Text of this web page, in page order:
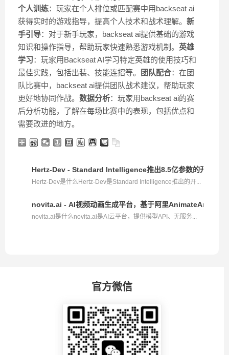
个人训练：玩家在个人排位或匹配赛中用backseat ai
获得实时的游戏指导，提高个人技术和战术理解。 新
手引导：对于新手玩家，backseat ai提供基础的游戏
知识和操作指导，帮助玩家快速熟悉游戏机制。 英雄
学习：玩家用Backseat AI学习特定英雄的使用技巧和
最佳实践，包括出装、技能连招等。
团队配合：在团
队比赛中，backseat ai提供团队战术建议，帮助玩家
更好地协同作战。 数据分析：玩家用backseat ai的赛
后分析功能，了解在每场比赛中的表现，包括优点和
需要改进的地方。
Hertz-Dev - Standard Intelligence推出8.5亿参数的开源音
Hertz-Dev是什么Hertz-Dev是Standard Intelligence推出的开...
novita.ai - AI视频动画生成平台，基于阿里AnimateAnyone
novita.ai是什么novita.ai是AI云平台，提供模型API、无服务...
官方微信